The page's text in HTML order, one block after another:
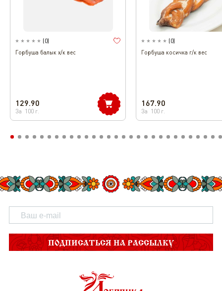
(0)
Горбуша балык х/к вес
129.90
За 100 г.
(0)
Горбуша косичка г/к вес
167.90
За 100 г.
ПОДПИСАТЬСЯ НА РАССЫЛКУ